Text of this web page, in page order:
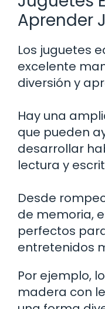
Aprender
Los juguetes
excelente
diversión y
Hay una
que pueden
desarrollar
lectura y
Desde
de memoria,
perfectos
entretenidos
Por ejemplo,
madera con